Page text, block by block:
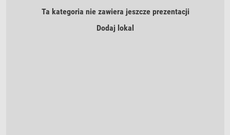
Ta kategoria nie zawiera jeszcze prezentacji
Dodaj lokal